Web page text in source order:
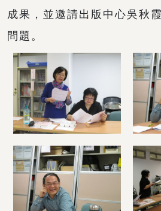
成果，並邀請出版中心吳秋
問題。